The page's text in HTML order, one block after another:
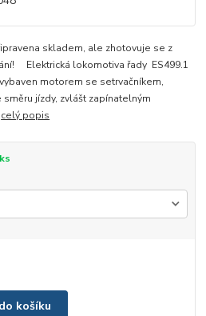
skladem, ale zhotovuje se z
Elektrická lokomotiva řady ES499.1
motorem se setrvačníkem,
jízdy, zvlášt zapínatelným
celý popis
košíku